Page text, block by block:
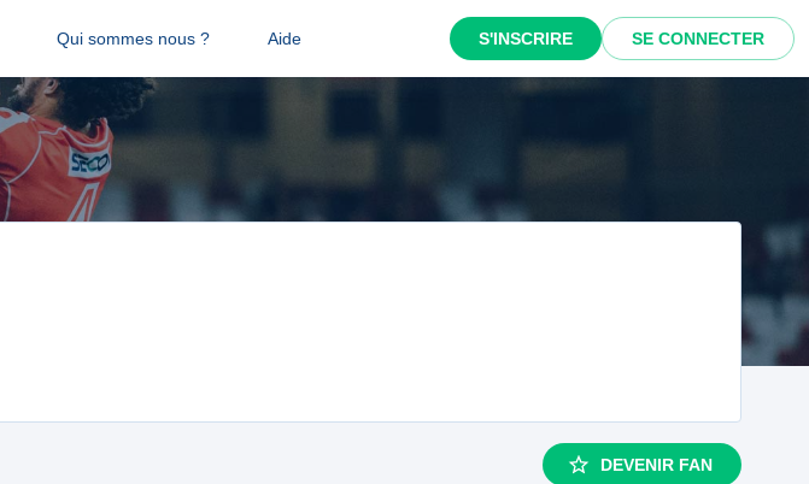
Qui sommes nous ? Aide S'INSCRIRE SE CONNECTER
DEVENIR FAN